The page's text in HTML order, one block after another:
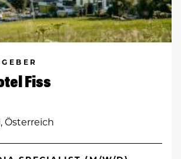
Fiss
Österreich